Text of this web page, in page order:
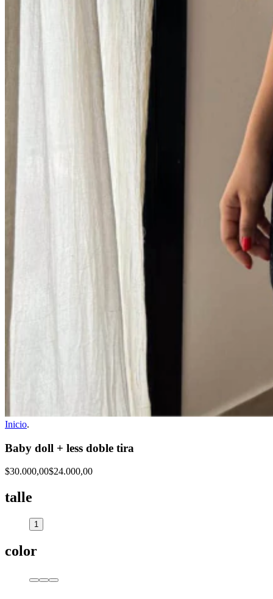
Inicio.
Baby doll + less doble tira
$30.000,00$24.000,00
talle
1
color